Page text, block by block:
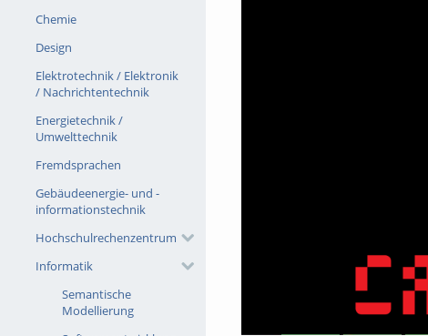
Chemie
Design
Elektrotechnik / Elektronik
/ Nachrichtentechnik
Energietechnik /
Umwelttechnik
Fremdsprachen
Gebäudeenergie- und -
informationstechnik
Hochschulrechenzentrum
Informatik
Semantische
Modellierung